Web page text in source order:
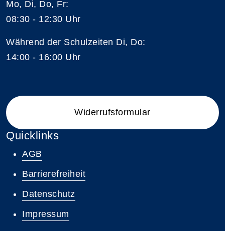
Mo, Di, Do, Fr:
08:30 - 12:30 Uhr
Während der Schulzeiten Di, Do:
14:00 - 16:00 Uhr
Widerrufsformular
Quicklinks
AGB
Barrierefreiheit
Datenschutz
Impressum